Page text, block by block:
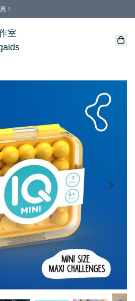
！
！（適用於 特定的送貨方式 )
品
室